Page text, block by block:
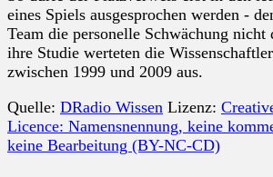
eines Spiels ausgesprochen werden -
Team die personelle Schwächung nicht
ihre Studie werteten die
zwischen 1999 und 2009 aus.
Quelle: DRadio Wissen Lizenz:
Licence: Namensnennung, keine
keine Bearbeitung (BY-NC-CD)